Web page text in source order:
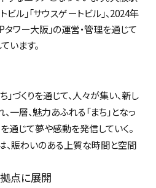
ル」「サウスゲートビル」、2024年
タワー大阪」の運営・管理を通じて
います。
づくりを通じて、人々が集い、新し
一層、魅力あふれる「まち」となっ
を通じて夢や感動を発信していく。
、賑わいのある上質な時間と空間
点に展開